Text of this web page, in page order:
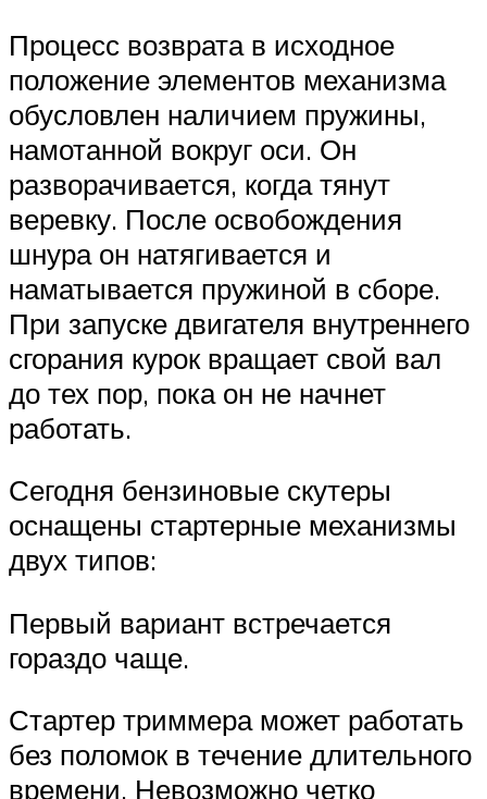
Процесс возврата в исходное
положение элементов механизма
обусловлен наличием пружины,
намотанной вокруг оси. Он
разворачивается, когда тянут
веревку. После освобождения
шнура он натягивается и
наматывается пружиной в сборе.
При запуске двигателя внутреннего
сгорания курок вращает свой вал
до тех пор, пока он не начнет
работать.
Сегодня бензиновые скутеры
оснащены стартерные механизмы
двух типов:
Первый вариант встречается
гораздо чаще.
Стартер триммера может работать
без поломок в течение длительного
времени. Невозможно четко